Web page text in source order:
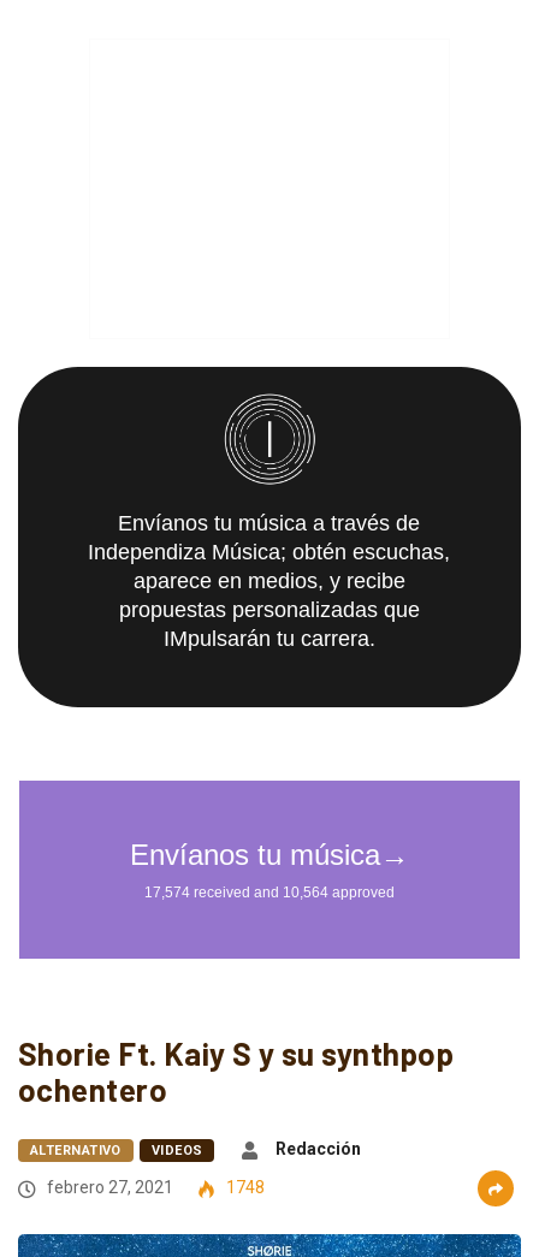
Envíanos tu música a través de
Independiza Música; obtén escuchas,
aparece en medios, y recibe
propuestas personalizadas que
IMpulsarán tu carrera.
Shorie Ft. Kaiy S y su synthpop
ochentero
ALTERNATIVO VIDEOS
Redacción
febrero 27, 2021
1748